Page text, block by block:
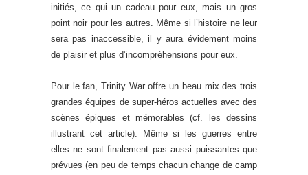
initiés, ce qui un cadeau pour eux, mais un gros
point noir pour les autres. Même si l’histoire ne leur
sera pas inaccessible, il y aura évidement moins
de plaisir et plus d’incompréhensions pour eux.
Pour le fan, Trinity War offre un beau mix des trois
grandes équipes de super-héros actuelles avec des
scènes épiques et mémorables (cf. les dessins
illustrant cet article). Même si les guerres entre
elles ne sont finalement pas aussi puissantes que
prévues (en peu de temps chacun change de camp